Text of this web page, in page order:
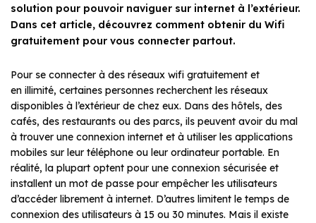
solution pour pouvoir naviguer sur internet à l’extérieur.
Dans cet article, découvrez comment obtenir du Wifi
gratuitement pour vous connecter partout.
Pour se connecter à des réseaux wifi gratuitement et
en illimité, certaines personnes recherchent les réseaux
disponibles à l’extérieur de chez eux. Dans des hôtels, des
cafés, des restaurants ou des parcs, ils peuvent avoir du mal
à trouver une connexion internet et à utiliser les applications
mobiles sur leur téléphone ou leur ordinateur portable. En
réalité, la plupart optent pour une connexion sécurisée et
installent un mot de passe pour empêcher les utilisateurs
d’accéder librement à internet. D’autres limitent le temps de
connexion des utilisateurs à 15 ou 30 minutes. Mais il existe